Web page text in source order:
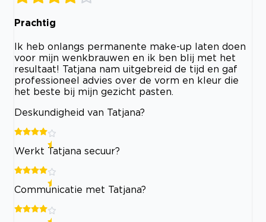
Prachtig
Ik heb onlangs permanente make-up laten doen
voor mijn wenkbrauwen en ik ben blij met het
resultaat! Tatjana nam uitgebreid de tijd en gaf
professioneel advies over de vorm en kleur die
het beste bij mijn gezicht pasten.
Deskundigheid van Tatjana?
Werkt Tatjana secuur?
Communicatie met Tatjana?